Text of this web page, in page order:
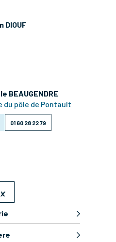
DIOUF
BEAUGENDRE
du pôle de Pontault
01 60 28 22 79